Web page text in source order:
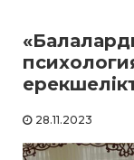
28.11.2023